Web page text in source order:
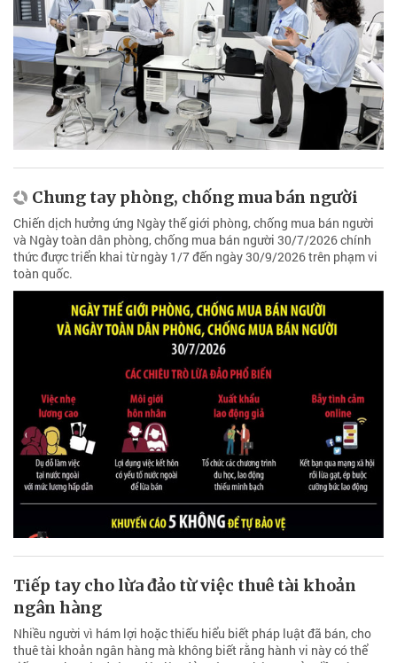
Chung tay phòng, chống mua bán người
Chiến dịch hưởng ứng Ngày thế giới phòng, chống mua bán người
và Ngày toàn dân phòng, chống mua bán người 30/7/2026 chính
thức được triển khai từ ngày 1/7 đến ngày 30/9/2026 trên phạm vi
toàn quốc.
Tiếp tay cho lừa đảo từ việc thuê tài khoản
ngân hàng
Nhiều người vì hám lợi hoặc thiếu hiểu biết pháp luật đã bán, cho
thuê tài khoản ngân hàng mà không biết rằng hành vi này có thể